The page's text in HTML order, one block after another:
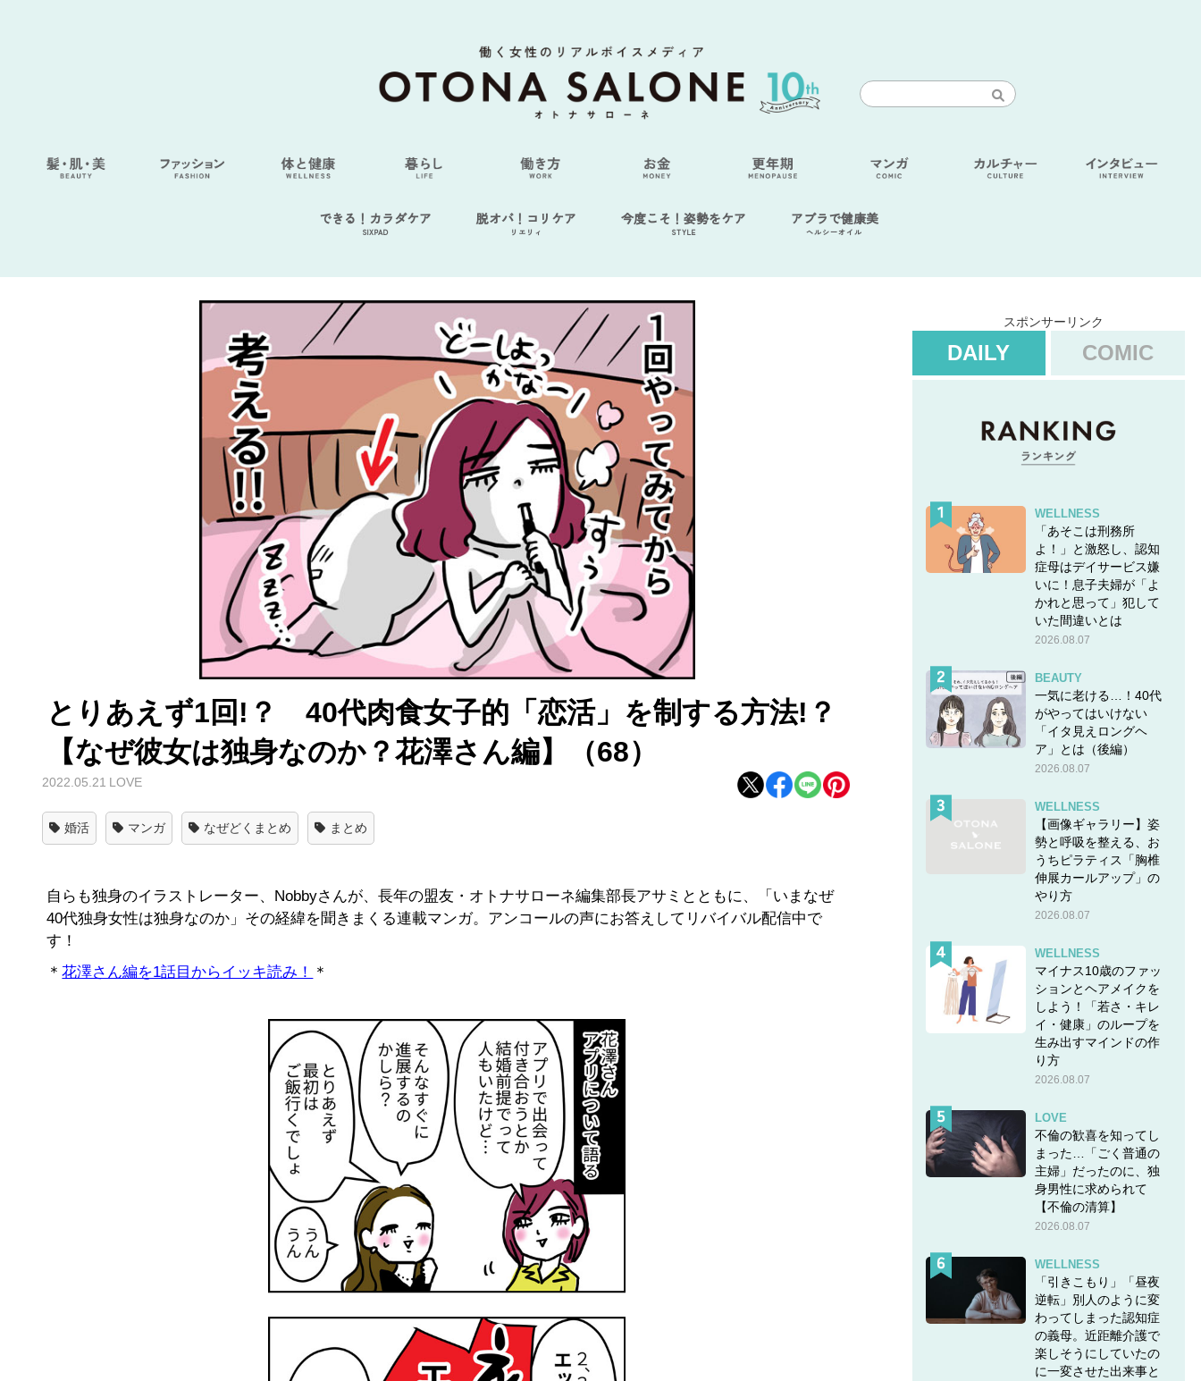
できる！カラダケア
SIXPAD
脱オバ！コリケア
リエリィ
今度こそ！姿勢をケア
STYLE
アブラで健康美
ヘルシーオイル
とりあえず1回!？ 40代肉食女子的「恋活」を制する方法!？
【なぜ彼女は独身なのか？花澤さん編】（68）
2022.05.21 LOVE
婚活 マンガ なぜどくまとめ まとめ
自らも独身のイラストレーター、Nobbyさんが、長年の盟友・オトナサローネ編集部長アサミとともに、「いまなぜ
40代独身女性は独身なのか」その経緯を聞きまくる連載マンガ。アンコールの声にお答えしてリバイバル配信中で
す！
＊花澤さん編を1話目からイッキ読み！ ＊
スポンサーリンク
DAILY COMIC
WELLNESS
「あそこは刑務所
よ！」と激怒し、認知
症母はデイサービス嫌
いに！息子夫婦が「よ
かれと思って」犯して
いた間違いとは
2026.08.07
BEAUTY
一気に老ける…！40代
がやってはいけない
「イタ見えロングヘ
ア」とは（後編）
2026.08.07
WELLNESS
【画像ギャラリー】姿
勢と呼吸を整える、お
うちピラティス「胸椎
伸展カールアップ」の
やり方
2026.08.07
WELLNESS
マイナス10歳のファッ
ションとヘアメイクを
しよう！「若さ・キレ
イ・健康」のループを
生み出すマインドの作
り方
2026.08.07
LOVE
不倫の歓喜を知ってし
まった…「ごく普通の
主婦」だったのに、独
身男性に求められて
【不倫の清算】
2026.08.07
WELLNESS
「引きこもり」「昼夜
逆転」別人のように変
わってしまった認知症
の義母。近距離介護で
楽しそうにしていたの
に一変させた出来事と